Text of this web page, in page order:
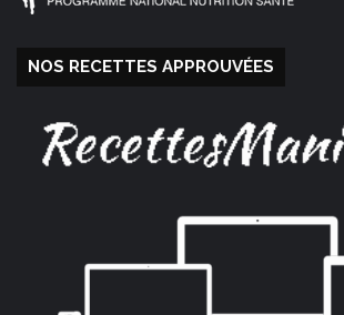
NOS RECETTES APPROUVÉES